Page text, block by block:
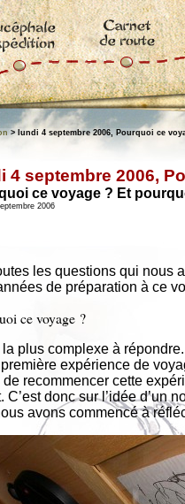
> lundi 4 septembre 2006, Pourquoi ce
4 septembre 2006,
ce voyage ? Et
2006
les questions qui nous
de préparation à ce
ce voyage ?
la plus complexe à
expérience de
recommencer cette
C’est donc sur l’idée d’un
avons commencé à